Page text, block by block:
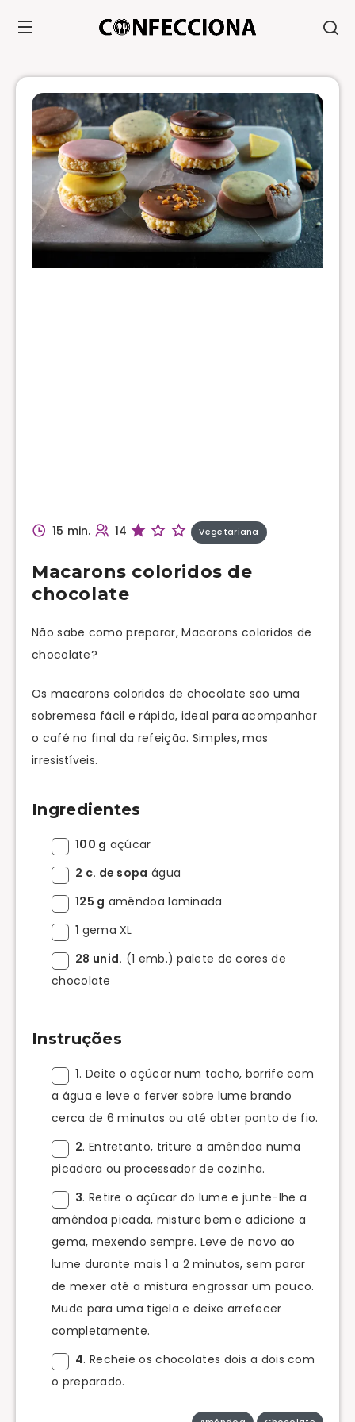
15 min. 14 Vegetariana
Macarons coloridos de
chocolate
Não sabe como preparar, Macarons coloridos de
chocolate?
Os macarons coloridos de chocolate são uma
sobremesa fácil e rápida, ideal para acompanhar
o café no final da refeição. Simples, mas
irresistíveis.
Ingredientes
100 g açúcar
2 c. de sopa água
125 g amêndoa laminada
1 gema XL
28 unid. (1 emb.) palete de cores de
chocolate
Instruções
1. Deite o açúcar num tacho, borrife com
a água e leve a ferver sobre lume brando
cerca de 6 minutos ou até obter ponto de fio.
2. Entretanto, triture a amêndoa numa
picadora ou processador de cozinha.
3. Retire o açúcar do lume e junte-lhe a
amêndoa picada, misture bem e adicione a
gema, mexendo sempre. Leve de novo ao
lume durante mais 1 a 2 minutos, sem parar
de mexer até a mistura engrossar um pouco.
Mude para uma tigela e deixe arrefecer
completamente.
4. Recheie os chocolates dois a dois com
o preparado.